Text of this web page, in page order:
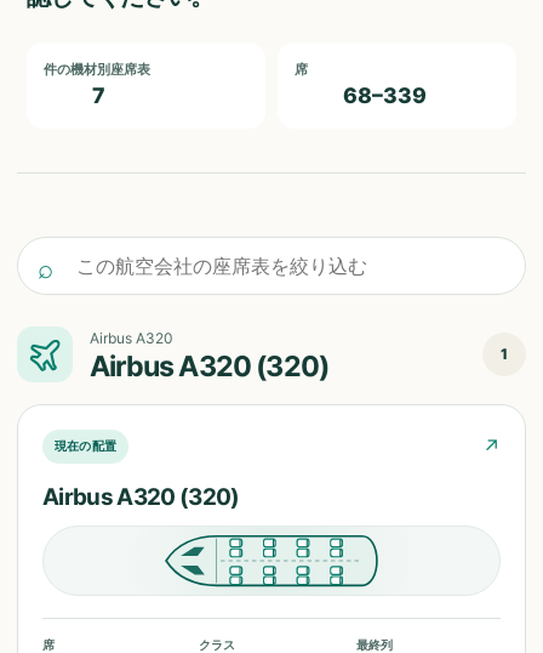
件の機材別座席表
7
席
68–339
⌕
この航空会社の座席表を絞り込む
Airbus A320
Airbus A320 (320) 1
現在の配置 ↗
Airbus A320 (320)
席 クラス 最終列